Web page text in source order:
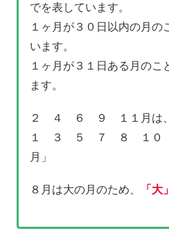
でを表しています。
１ヶ月が３０日以内の月の
います。
１ヶ月が３１日ある月のこ
ます。
２ ４ ６ ９ １１月は、
１ ３ ５ ７ ８ １０
月」
８月は大の月のため、 「大」